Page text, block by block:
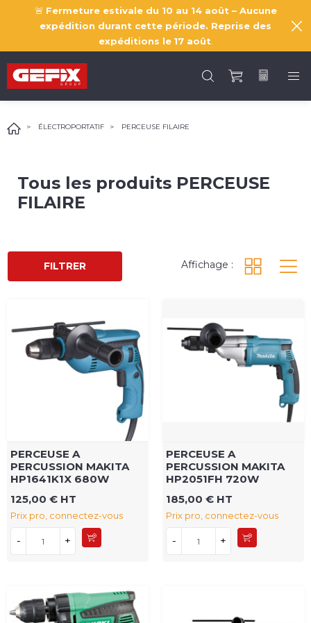
🚨 Fermeture estivale du 10 au 14 août – Aucune
expédition durant cette période. Reprise des
expéditions le 17 août
ÉLECTROPORTATIF PERCEUSE FILAIRE
Tous les produits PERCEUSE
FILAIRE
FILTRER Affichage :
PERCEUSE A
PERCUSSION MAKITA
HP1641K1X 680W
125,00 € HT
Prix pro, connectez-vous
- +
PERCEUSE A
PERCUSSION MAKITA
HP2051FH 720W
185,00 € HT
Prix pro, connectez-vous
- +